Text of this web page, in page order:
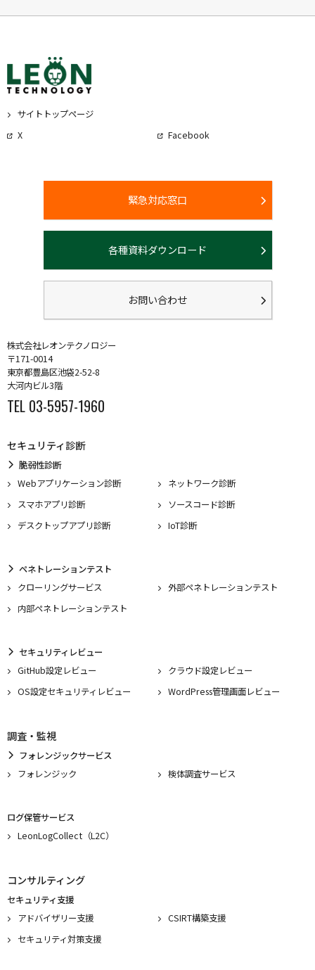
サイトトップページ
X
Facebook
緊急対応窓口
各種資料ダウンロード
お問い合わせ
株式会社レオンテクノロジー
〒171-0014
東京都豊島区池袋2-52-8
大河内ビル3階
TEL 03-5957-1960
セキュリティ診断
脆弱性診断
Webアプリケーション診断
ネットワーク診断
スマホアプリ診断
ソースコード診断
デスクトップアプリ診断
IoT診断
ペネトレーションテスト
クローリングサービス
外部ペネトレーションテスト
内部ペネトレーションテスト
セキュリティレビュー
GitHub設定レビュー
クラウド設定レビュー
OS設定セキュリティレビュー
WordPress管理画面レビュー
調査・監視
フォレンジックサービス
フォレンジック
検体調査サービス
ログ保管サービス
LeonLogCollect（L2C）
コンサルティング
セキュリティ支援
アドバイザリー支援
CSIRT構築支援
セキュリティ対策支援